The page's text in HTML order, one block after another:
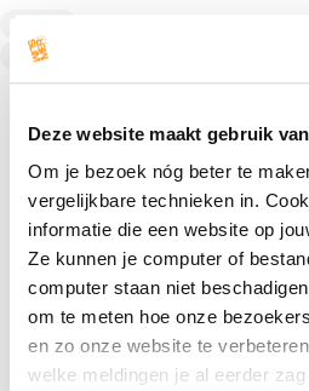
Deze website maakt gebruik
Om je bezoek nóg beter te
vergelijkbare technieken in.
informatie die een website op
Ze kunnen je computer of
computer staan niet
om te meten hoe onze
en zo onze website te
welke meldingen je al eerder zag
Diëtist